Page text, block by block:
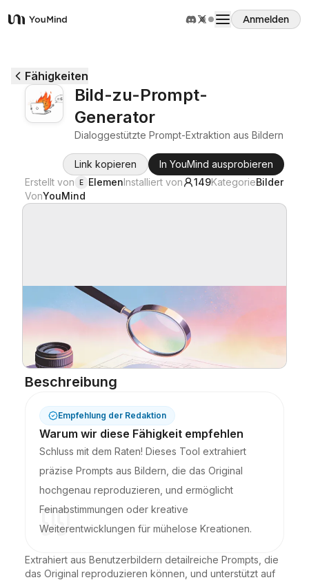
YouMind
Anmelden
Anwendungsfälle
Fähigkeiten
Prompts
Download
Updates
Fähigkeiten
Bild-zu-Prompt-
Generator
Dialoggestützte Prompt-Extraktion aus Bildern
Link kopieren
In YouMind ausprobieren
Erstellt von
E ElemenInstalliert von 149KategorieBilder
VonYouMind
Beschreibung
Empfehlung der Redaktion
Warum wir diese Fähigkeit empfehlen
Schluss mit dem Raten! Dieses Tool extrahiert
präzise Prompts aus Bildern, die das Original
hochgenau reproduzieren, und ermöglicht
Feinabstimmungen oder kreative
Weiterentwicklungen für mühelose Kreationen.
Extrahiert aus Benutzerbildern detailreiche Prompts, die
das Original reproduzieren können, und unterstützt auf